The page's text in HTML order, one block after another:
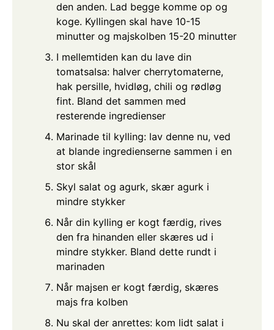
den anden. Lad begge komme op og
koge. Kyllingen skal have 10-15
minutter og majskolben 15-20 minutter
I mellemtiden kan du lave din
tomatsalsa: halver cherrytomaterne,
hak persille, hvidløg, chili og rødløg
fint. Bland det sammen med
resterende ingredienser
Marinade til kylling: lav denne nu, ved
at blande ingredienserne sammen i en
stor skål
Skyl salat og agurk, skær agurk i
mindre stykker
Når din kylling er kogt færdig, rives
den fra hinanden eller skæres ud i
mindre stykker. Bland dette rundt i
marinaden
Når majsen er kogt færdig, skæres
majs fra kolben
Nu skal der anrettes: kom lidt salat i